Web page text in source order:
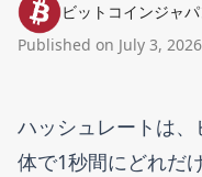
ビットコインジャ
Published on July 3, 2026
ハッシュレートは
体で1秒間にどれだ